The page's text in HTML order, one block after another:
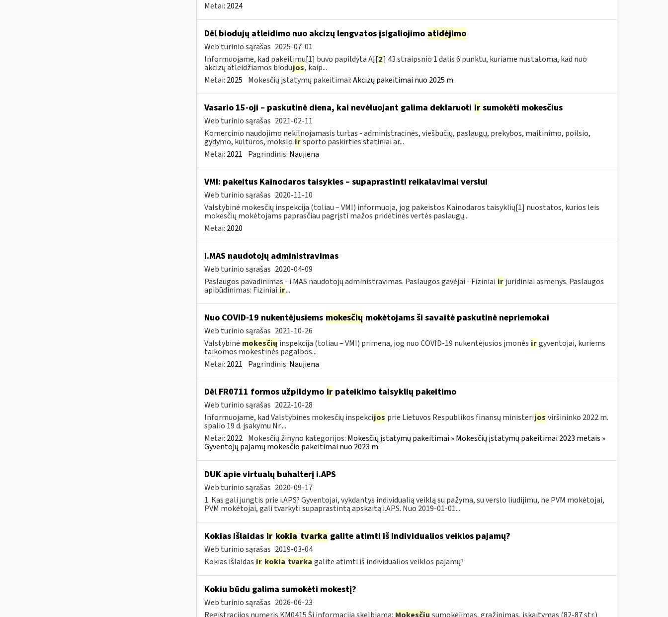
Metai: 2024
Dėl biodujų atleidimo nuo akcizų lengvatos įsigaliojimo atidėjimo
Web turinio sąrašas 2025-07-01
Informuojame, kad pakeitimu[1] buvo papildyta AĮ[2] 43 straipsnio 1 dalis 6 punktu, kuriame nustatoma, kad nuo
akcizų atleidžiamos biodujos, kaip...
Metai: 2025 Mokesčių įstatymų pakeitimai:Akcizų pakeitimai nuo 2025 m.
Vasario 15-oji – paskutinė diena, kai nevėluojant galima deklaruoti irsumokėti mokesčius
Web turinio sąrašas 2021-02-11
Komercinio naudojimo nekilnojamasis turtas - administracinės, viešbučių, paslaugų, prekybos, maitinimo, poilsio,
gydymo, kultūros, mokslo ir sporto paskirties statiniai ar...
Metai: 2021 Pagrindinis: Naujiena
VMI: pakeitus Kainodaros taisykles – supaprastinti reikalavimai verslui
Web turinio sąrašas 2020-11-10
Valstybinė mokesčių inspekcija (toliau – VMI) informuoja, jog pakeistos Kainodaros taisyklių[1] nuostatos, kurios leis
mokesčių mokėtojams paprasčiau pagrįsti mažos pridėtinės vertės paslaugų...
Metai: 2020
i.MAS naudotojų administravimas
Web turinio sąrašas 2020-04-09
Paslaugos pavadinimas - i.MAS naudotojų administravimas. Paslaugos gavėjai - Fiziniai ir juridiniai asmenys. Paslaugos
apibūdinimas: Fiziniai ir...
Nuo COVID-19 nukentėjusiems mokesčių mokėtojams ši savaitė paskutinė nepriemokai
Web turinio sąrašas 2021-10-26
Valstybinė mokesčių inspekcija (toliau – VMI) primena, jog nuo COVID-19 nukentėjusios įmonės ir gyventojai, kuriems
taikomos mokestinės pagalbos...
Metai: 2021 Pagrindinis: Naujiena
Dėl FR0711 formos užpildymo irpateikimo taisyklių pakeitimo
Web turinio sąrašas 2022-10-28
Informuojame, kad Valstybinės mokesčių inspekcijos prie Lietuvos Respublikos finansų ministerijos viršininko 2022 m.
spalio 19 d. įsakymu Nr....
Metai: 2022 Mokesčių žinyno kategorijos: Mokesčių įstatymų pakeitimai » Mokesčių įstatymų pakeitimai 2023 metais »
Gyventojų pajamų mokesčio pakeitimai nuo 2023 m.
DUK apie virtualų buhalterį i.APS
Web turinio sąrašas 2020-09-17
1. Kas gali jungtis prie i.APS? Gyventojai, vykdantys individualią veiklą su pažyma, su verslo liudijimu, ne PVM mokėtojai,
PVM mokėtojai, gali tvarkyti supaprastintą apskaitą i.APS. Nuo 2019-01-01...
Kokias išlaidas ir kokia tvarka galite atimti iš individualios veiklos pajamų?
Web turinio sąrašas 2019-03-04
Kokias išlaidas ir kokia tvarka galite atimti iš individualios veiklos pajamų?
Kokiu būdu galima sumokėti mokestį?
Web turinio sąrašas 2026-06-23